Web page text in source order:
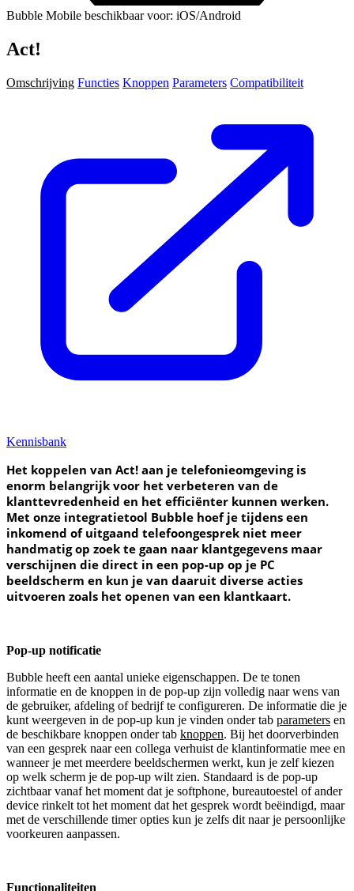
Bubble Mobile beschikbaar voor: iOS/Android
Act!
Omschrijving Functies Knoppen Parameters Compatibiliteit
Kennisbank
Het koppelen van Act! aan je telefonieomgeving is
enorm belangrijk voor het verbeteren van de
klanttevredenheid en het efficiënter kunnen werken.
Met onze integratietool Bubble hoef je tijdens een
inkomend of uitgaand telefoongesprek niet meer
handmatig op zoek te gaan naar klantgegevens maar
verschijnen die direct in een pop-up op je PC
beeldscherm en kun je van daaruit diverse acties
uitvoeren zoals het openen van een klantkaart.
Pop-up notificatie
Bubble heeft een aantal unieke eigenschappen. De te tonen
informatie en de knoppen in de pop-up zijn volledig naar wens van
de gebruiker, afdeling of bedrijf te configureren. De informatie die je
kunt weergeven in de pop-up kun je vinden onder tab parameters en
de beschikbare knoppen onder tab knoppen. Bij het doorverbinden
van een gesprek naar een collega verhuist de klantinformatie mee en
wanneer je met meerdere beeldschermen werkt, kun je zelf kiezen
op welk scherm je de pop-up wilt zien. Standaard is de pop-up
zichtbaar vanaf het moment dat je softphone, bureautoestel of ander
device rinkelt tot het moment dat het gesprek wordt beëindigd, maar
met de verschillende timer opties kun je zelfs dit naar je persoonlijke
voorkeuren aanpassen.
Functionaliteiten